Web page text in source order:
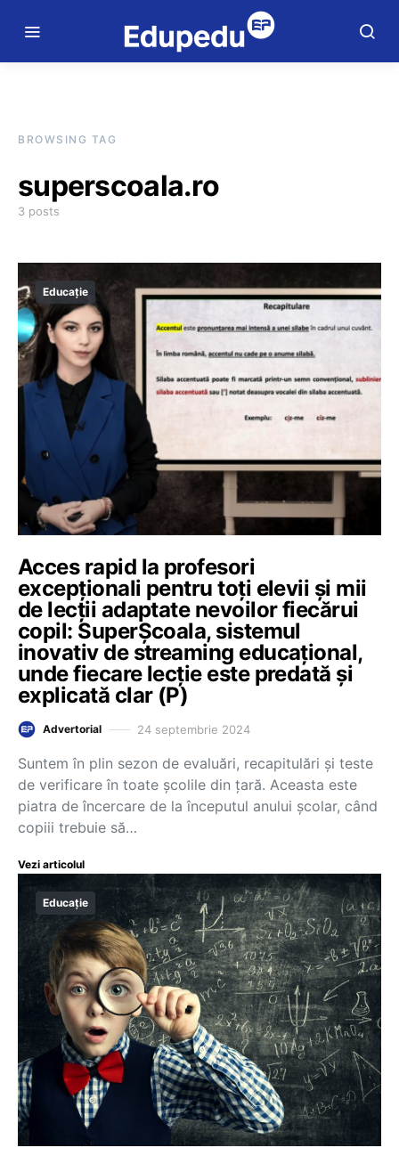
BROWSING TAG
superscoala.ro
3 posts
Educație
Acces rapid la profesori
excepționali pentru toți elevii și mii
de lecții adaptate nevoilor fiecărui
copil: SuperȘcoala, sistemul
inovativ de streaming educațional,
unde fiecare lecție este predată și
explicată clar (P)
Advertorial 24 septembrie 2024
Suntem în plin sezon de evaluări, recapitulări și teste
de verificare în toate școlile din țară. Aceasta este
piatra de încercare de la începutul anului școlar, când
copiii trebuie să…
Vezi articolul
Educație